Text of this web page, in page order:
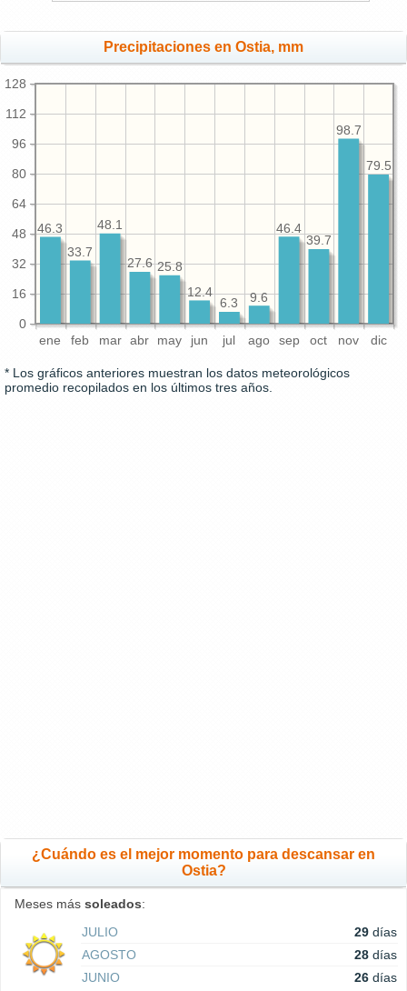
Precipitaciones en Ostia, mm
ene feb mar abr may jun jul ago sep oct nov dic
0
16
32
48
64
80
96
112
128
79.5
98.7
39.7
46.4
9.6
6.3
12.4
25.8
27.6
48.1
33.7
46.3
* Los gráficos anteriores muestran los datos meteorológicos
promedio recopilados en los últimos tres años.
¿Cuándo es el mejor momento para descansar en
Ostia?
Meses más soleados:
JULIO
29 días
AGOSTO
28 días
JUNIO
26 días